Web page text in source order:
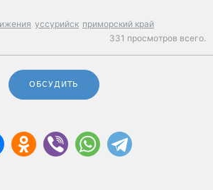
уссурийск приморский край
331 просмотров всего.
ОБСУДИТЬ